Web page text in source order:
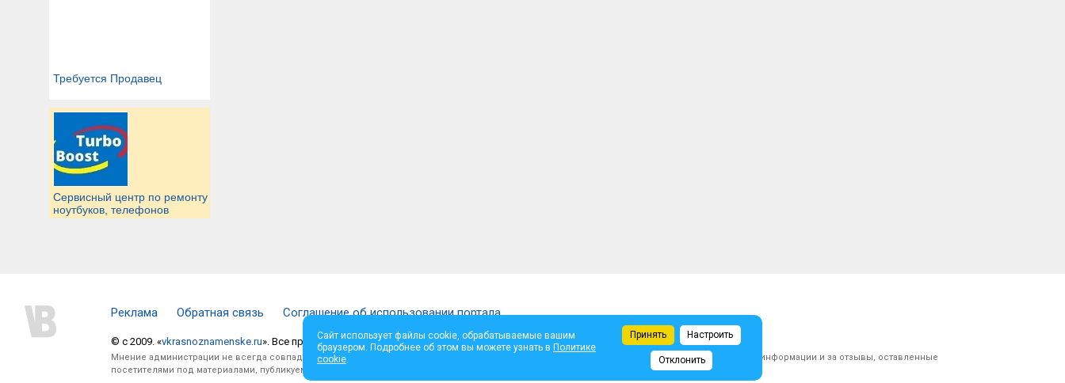
Требуется Продавец
Сервисный центр по ремонту
ноутбуков, телефонов
Реклама Обратная связь Соглашение об использовании портала
© c 2009. «vkrasnoznamenske.ru». Все права защищены.
Мнение администрации не всегда совпадает с мнением автора. Администрация не несет ответственности за достоверность опубликованной информации и за отзывы, оставленные
посетителями под материалами, публикуемыми на сайте.
Сайт использует файлы cookie, обрабатываемые вашим
браузером. Подробнее об этом вы можете узнать в Политике
cookie.
Принять Настроить
Отклонить